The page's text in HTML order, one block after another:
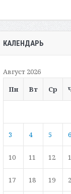
КАЛЕНДАРЬ
Август 2026
Пн
Вт Ср
3 4 5 6
10 11 12
17 18 19